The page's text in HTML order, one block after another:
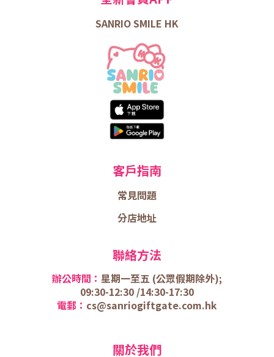
SANRIO SMILE HK
客戶指南
常見問題
分店地址
聯絡方法
辦公時間： 星期一至五 (公眾假期除外);
09:30-12:30 /14:30-17:30
電郵： cs@sanriogiftgate.com.hk
關於我們